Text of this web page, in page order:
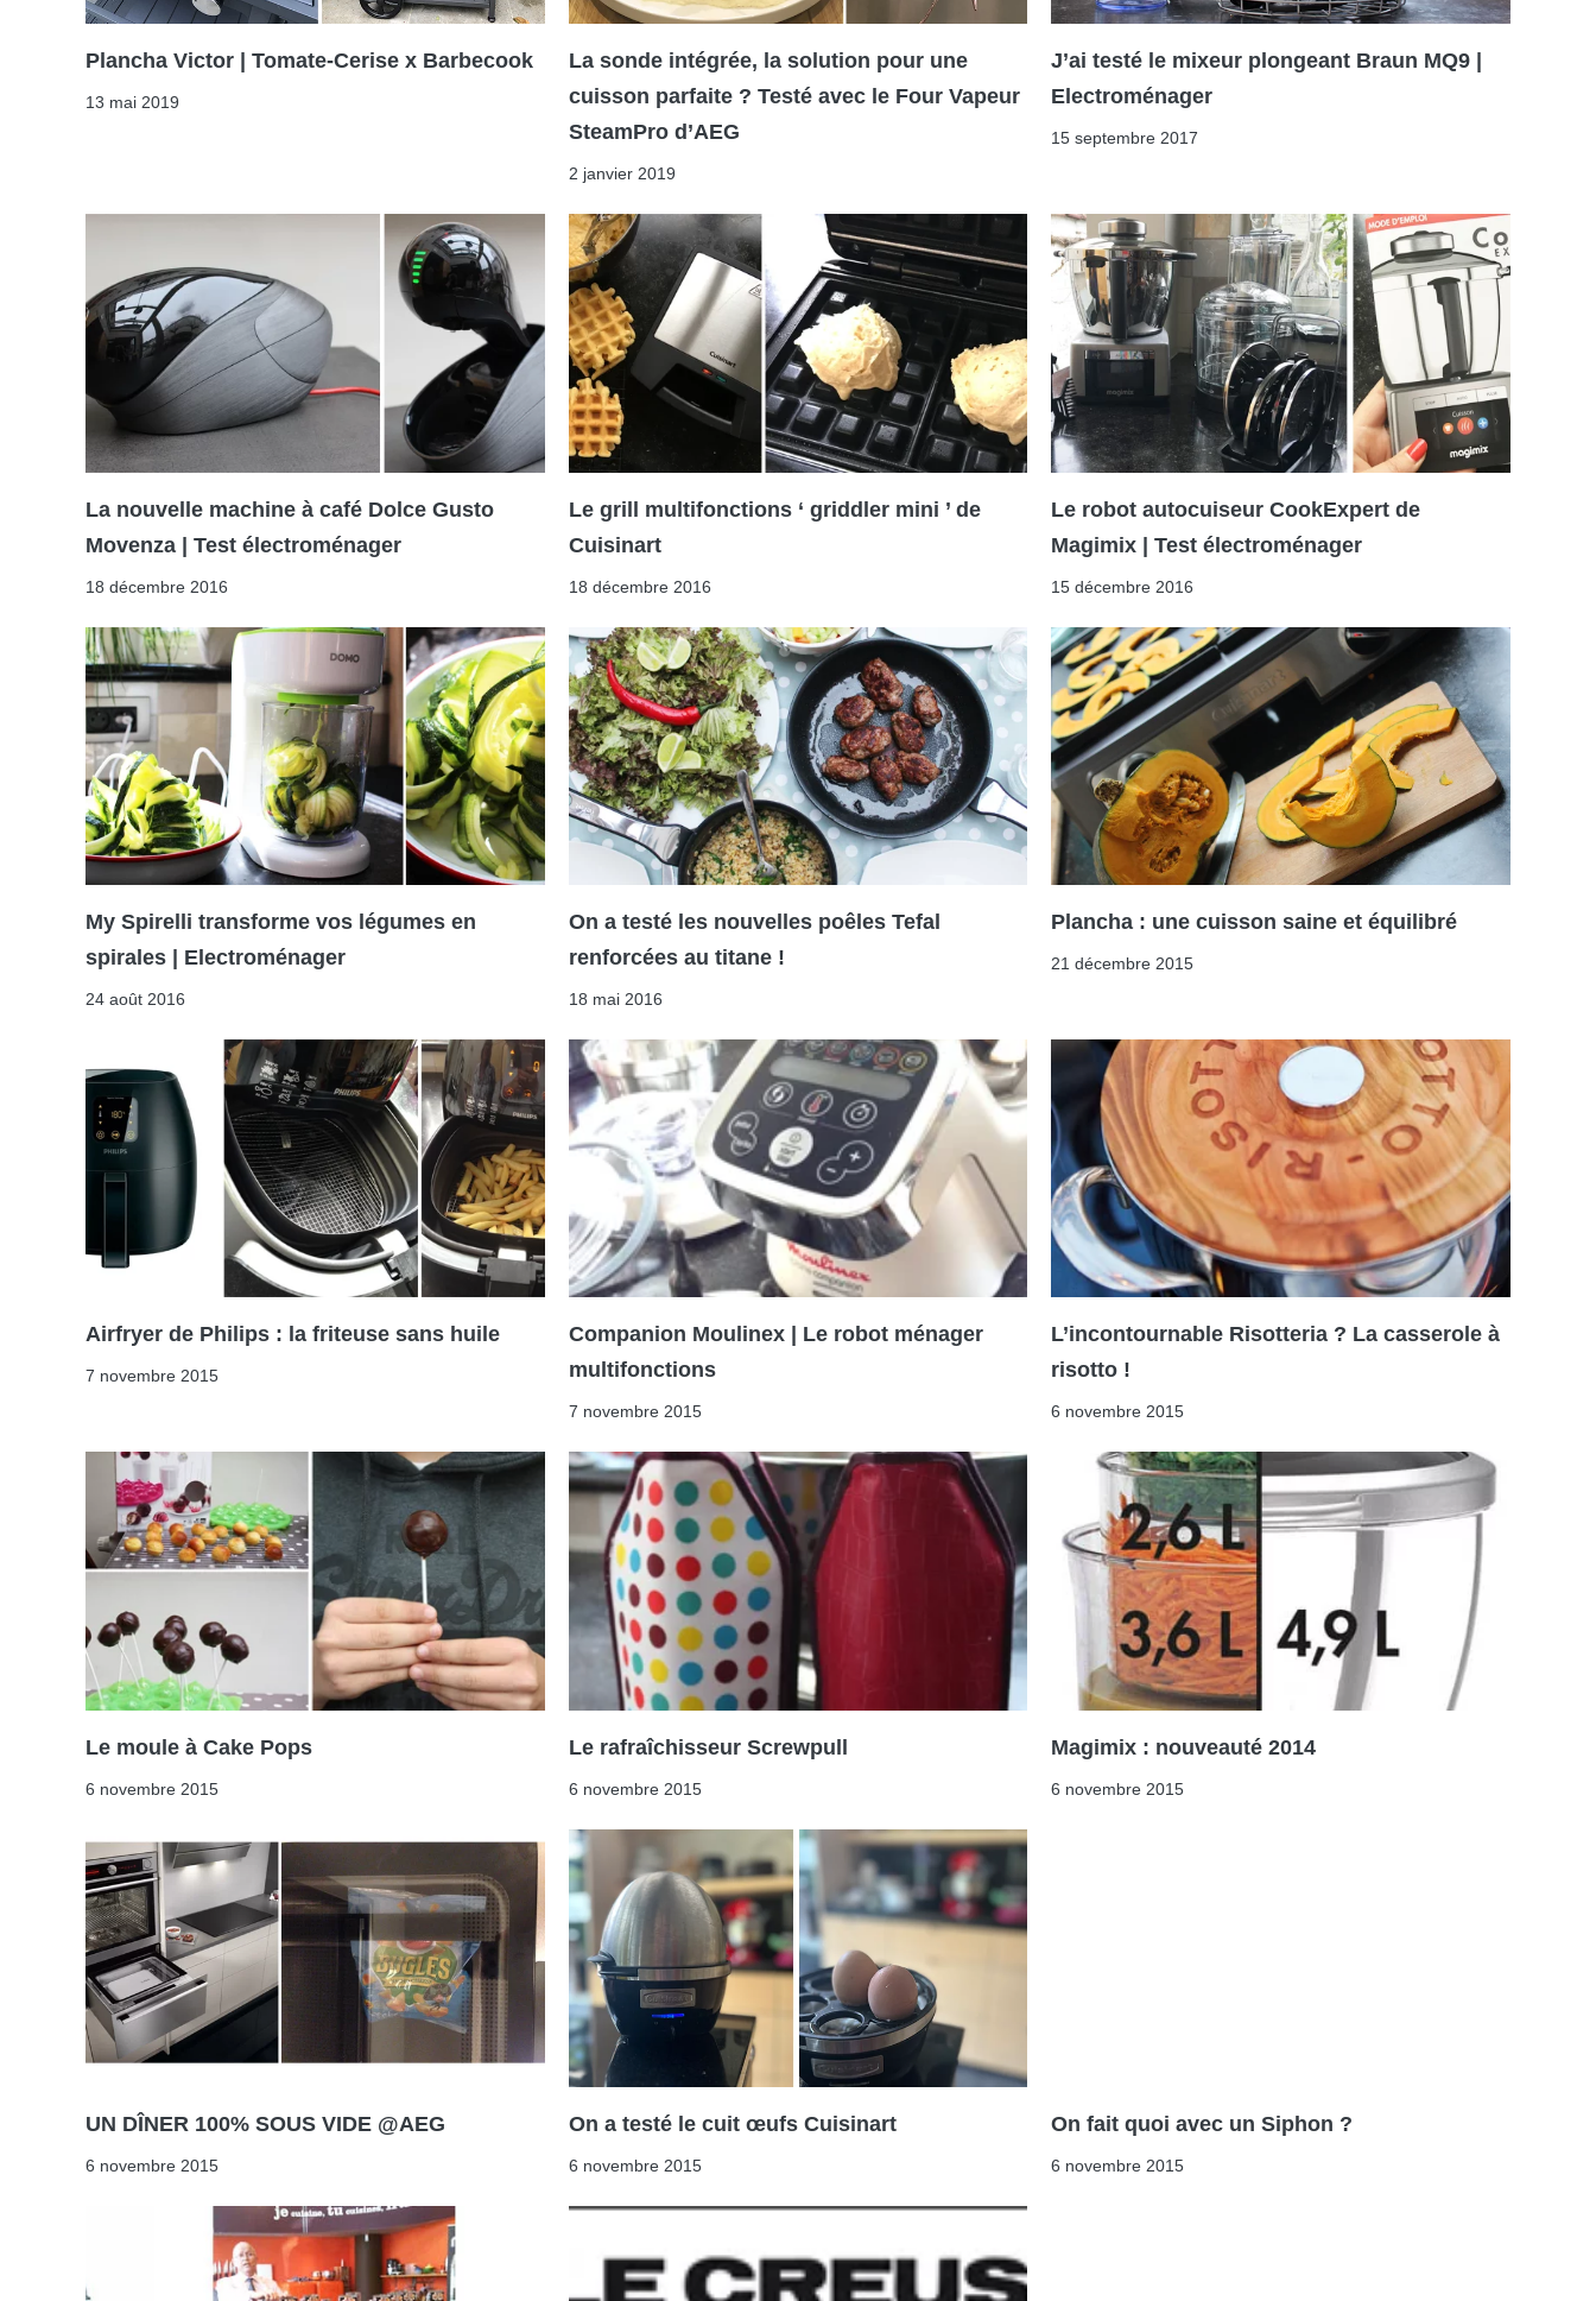
Plancha Victor | Tomate-Cerise x Barbecook
13 mai 2019
La sonde intégrée, la solution pour une
cuisson parfaite ? Testé avec le Four Vapeur
SteamPro d’AEG
2 janvier 2019
J’ai testé le mixeur plongeant Braun MQ9 |
Electroménager
15 septembre 2017
La nouvelle machine à café Dolce Gusto
Movenza | Test électroménager
18 décembre 2016
Le grill multifonctions ‘ griddler mini ’ de
Cuisinart
18 décembre 2016
Le robot autocuiseur CookExpert de
Magimix | Test électroménager
15 décembre 2016
My Spirelli transforme vos légumes en
spirales | Electroménager
24 août 2016
On a testé les nouvelles poêles Tefal
renforcées au titane !
18 mai 2016
Plancha : une cuisson saine et équilibré
21 décembre 2015
Airfryer de Philips : la friteuse sans huile
7 novembre 2015
Companion Moulinex | Le robot ménager
multifonctions
7 novembre 2015
L’incontournable Risotteria ? La casserole à
risotto !
6 novembre 2015
Le moule à Cake Pops
6 novembre 2015
Le rafraîchisseur Screwpull
6 novembre 2015
Magimix : nouveauté 2014
6 novembre 2015
UN DÎNER 100% SOUS VIDE @AEG
6 novembre 2015
On a testé le cuit œufs Cuisinart
6 novembre 2015
On fait quoi avec un Siphon ?
6 novembre 2015